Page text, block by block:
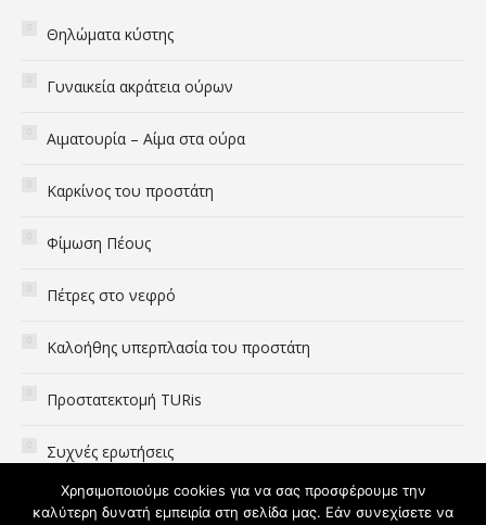
newnewnew
Θηλώματα κύστης
Γυναικεία ακράτεια ούρων
Αιματουρία – Αίμα στα ούρα
Καρκίνος του προστάτη
Φίμωση Πέους
Πέτρες στο νεφρό
Καλοήθης υπερπλασία του προστάτη
Προστατεκτομή TURis
Συχνές ερωτήσεις
Χρησιμοποιούμε cookies για να σας προσφέρουμε την
καλύτερη δυνατή εμπειρία στη σελίδα μας. Εάν συνεχίσετε να